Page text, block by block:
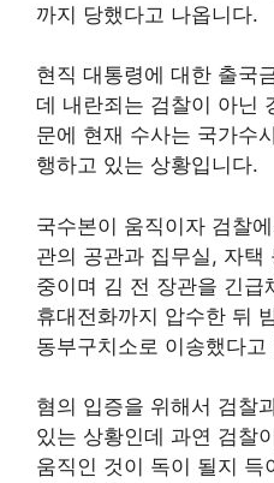
까지 당했다고 나옵니다.
현직 대통령에 대한 출국
데 내란죄는 검찰이 아닌
문에 현재 수사는 국가수
행하고 있는 상황입니다.
국수본이 움직이자 검찰
관의 공관과 집무실, 자택
중이며 김 전 장관을 긴급
휴대전화까지 압수한 뒤
동부구치소로 이송했다고
혐의 입증을 위해서 검찰
있는 상황인데 과연 검찰
움직인 것이 독이 될지 득